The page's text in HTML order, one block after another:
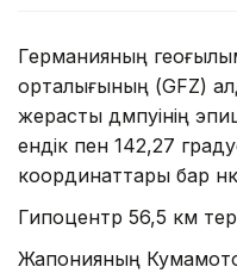
Германияның
орталығының (GFZ)
жерасты дүмпуінің
ендік пен 142,27
координаттары бар
Гипоцентр 56,5 км
Жапонияның